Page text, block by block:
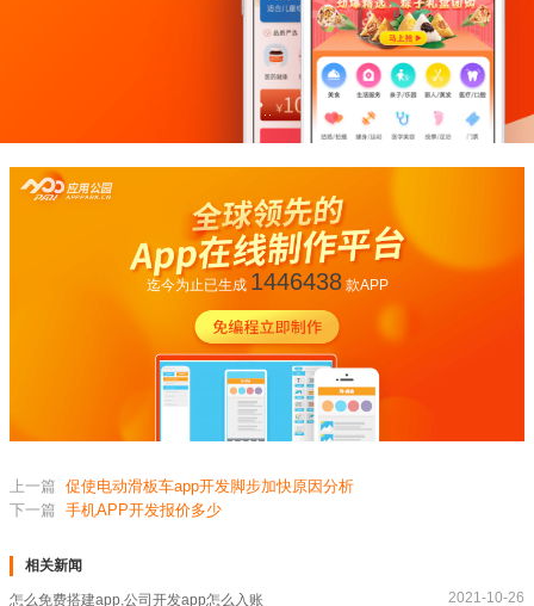
迄今为止已生成 1446438款APP
上一篇 促使电动滑板车app开发脚步加快原因分析
下一篇 手机APP开发报价多少
相关新闻
怎么免费搭建app,公司开发app怎么入账 2021-10-26